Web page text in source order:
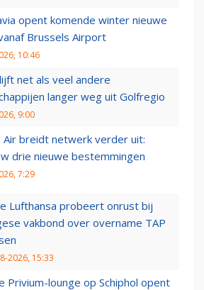
opent komende winter nieuwe
Brussels Airport
10:46
net als veel andere
langer weg uit Golfregio
9:00
Air breidt netwerk verder uit:
drie nieuwe bestemmingen
7:29
Lufthansa probeert onrust bij
vakbond over overname TAP
2026, 15:33
Privium-lounge op Schiphol opent